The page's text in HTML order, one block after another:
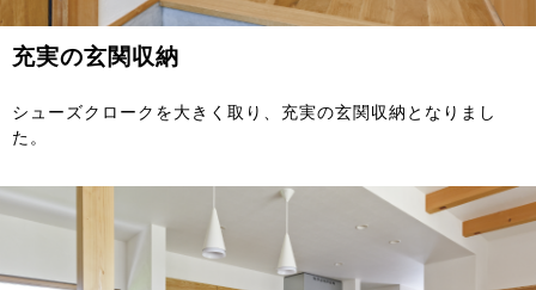
充実の玄関収納
シューズクロークを大きく取り、充実の玄関収納となりまし
た。